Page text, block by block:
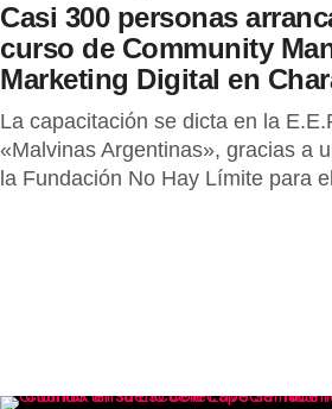
Casi 300 personas
curso de Community
Marketing Digital en
La capacitación se dicta en la
«Malvinas Argentinas», gracias a
la Fundación No Hay Límite para